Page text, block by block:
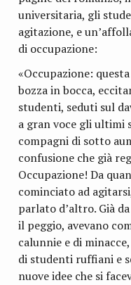
universitaria, gli
agitazione, e
di occupazione:
«Occupazione:
bozza in bocca,
studenti, seduti sul
a gran voce gli ultimi
compagni di sotto
confusione che già
Occupazione! Da
cominciato ad
parlato d’altro. Già
il peggio, avevano
calunnie e di
di studenti ruffiani e
nuove idee che si